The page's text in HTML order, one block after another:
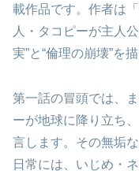
載作品です。作者は
人・タコピーが主人
実”と“倫理の崩壊”を
第一話の冒頭では、
ーが地球に降り立ち
言します。その無垢
日常には、いじめ・